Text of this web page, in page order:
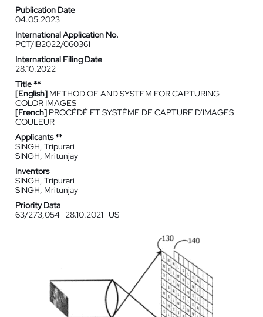
Publication Date
04.05.2023
International Application No.
PCT/IB2022/060361
International Filing Date
28.10.2022
Title **
[English] METHOD OF AND SYSTEM FOR CAPTURING
COLOR IMAGES
[French] PROCÉDÉ ET SYSTÈME DE CAPTURE D'IMAGES
COULEUR
Applicants **
SINGH, Tripurari
SINGH, Mritunjay
Inventors
SINGH, Tripurari
SINGH, Mritunjay
Priority Data
63/273,054
28.10.2021 US